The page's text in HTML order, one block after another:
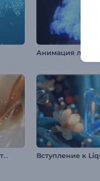
Вступление к фильму «Блестящая струящаяся ткань»